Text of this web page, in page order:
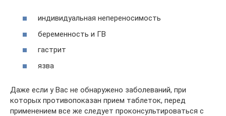
индивидуальная непереносимость
беременность и ГВ
гастрит
язва
Даже если у Вас не обнаружено заболеваний, при
которых противопоказан прием таблеток, перед
применением все же следует проконсультироваться с